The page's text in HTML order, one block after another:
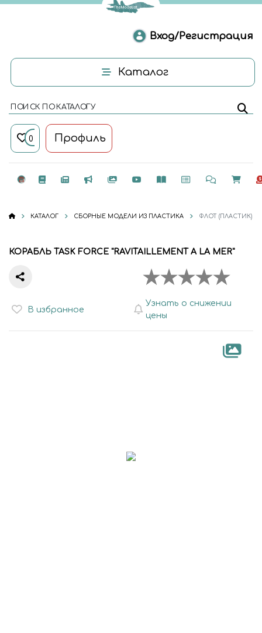
Вход/Регистрация
Каталог
ПОИСК ПО КАТАЛОГУ
0 Профиль
КАТАЛОГ СБОРНЫЕ МОДЕЛИ ИЗ ПЛАСТИКА ФЛОТ (ПЛАСТИК)
КОРАБЛЬ TASK FORCE "RAVITAILLEMENT A LA MER"
В избранное
Узнать о снижении
цены